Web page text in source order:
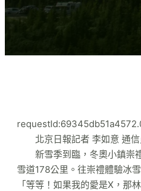
北京日報記者 李如意 通
新雪季到臨，冬奧小鎮崇
雪道178公里。往崇禮體驗冰
「等等！如果我的愛是X，那